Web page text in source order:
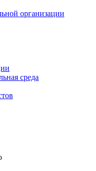
организации
среда